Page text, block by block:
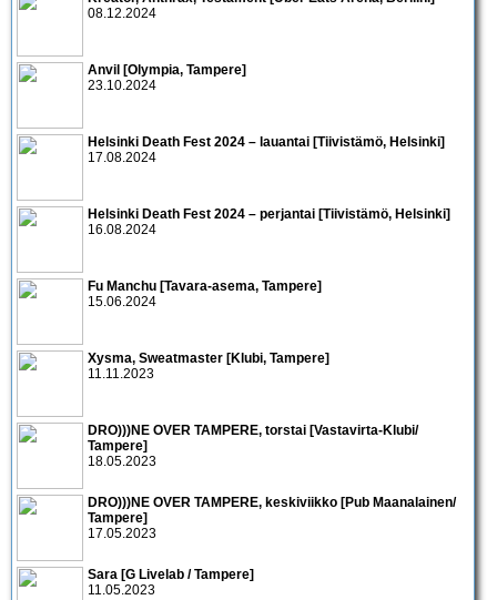
08.12.2024
Anvil [Olympia, Tampere]
23.10.2024
Helsinki Death Fest 2024 – lauantai [Tiivistämö, Helsinki]
17.08.2024
Helsinki Death Fest 2024 – perjantai [Tiivistämö, Helsinki]
16.08.2024
Fu Manchu [Tavara-asema, Tampere]
15.06.2024
Xysma, Sweatmaster [Klubi, Tampere]
11.11.2023
DRO)))NE OVER TAMPERE, torstai [Vastavirta-Klubi/
Tampere]
18.05.2023
DRO)))NE OVER TAMPERE, keskiviikko [Pub Maanalainen/
Tampere]
17.05.2023
Sara [G Livelab / Tampere]
11.05.2023